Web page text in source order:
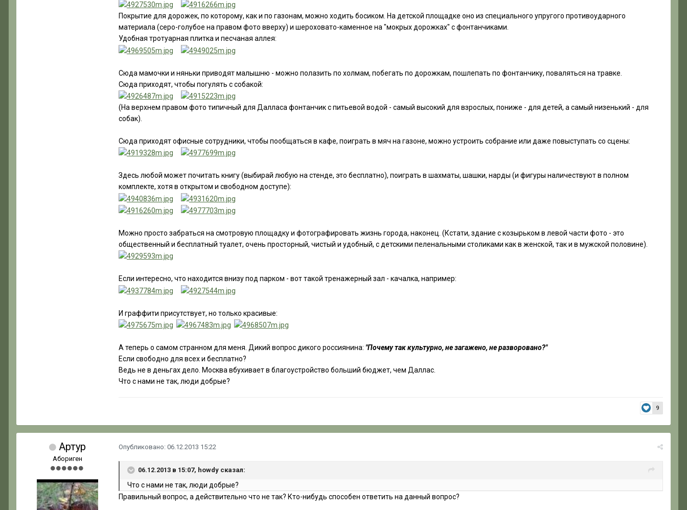
Покрытие для дорожек, по которому, как и по газонам, можно ходить босиком. На детской площадке оно из специального упругого противоударного
материала (серо-голубое на правом фото вверху) и шероховато-каменное на "мокрых дорожках" с фонтанчиками.
Удобная тротуарная плитка и песчаная аллея:
Сюда мамочки и няньки приводят малышню - можно полазить по холмам, побегать по дорожкам, пошлепать по фонтанчику, поваляться на травке.
Сюда приходят, чтобы погулять с собакой:
(На верхнем правом фото типичный для Далласа фонтанчик с питьевой водой - самый высокий для взрослых, пониже - для детей, а самый низенький - для
собак).
Сюда приходят офисные сотрудники, чтобы пообщаться в кафе, поиграть в мяч на газоне, можно устроить собрание или даже повыступать со сцены:
Здесь любой может почитать книгу (выбирай любую на стенде, это бесплатно), поиграть в шахматы, шашки, нарды (и фигуры наличествуют в полном
комплекте, хотя в открытом и свободном доступе):
Можно просто забраться на смотровую площадку и фотографировать жизнь города, наконец. (Кстати, здание с козырьком в левой части фото - это
общественный и бесплатный туалет, очень просторный, чистый и удобный, с детскими пеленальными столиками как в женской, так и в мужской половине).
Если интересно, что находится внизу под парком - вот такой тренажерный зал - качалка, например:
И граффити присутствует, но только красивые:
А теперь о самом странном для меня. Дикий вопрос дикого россиянина: "Почему так культурно, не загажено, не разворовано?"
Если свободно для всех и бесплатно?
Ведь не в деньгах дело. Москва вбухивает в благоустройство больший бюджет, чем Даллас.
Что с нами не так, люди добрые?
9
Артур
Абориген
Опубликовано: 06.12.2013 15:22
06.12.2013 в 15:07, howdy сказал:
Что с нами не так, люди добрые?
Правильный вопрос, а действительно что не так? Кто-нибудь способен ответить на данный вопрос?